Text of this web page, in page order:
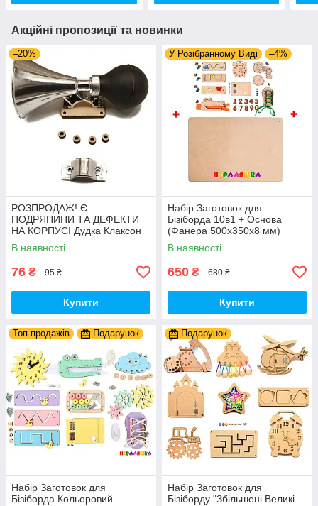
Акційні пропозиції та новинки
–20%
РОЗПРОДАЖ! Є
ПОДРЯПИНИ ТА ДЕФЕКТИ
НА КОРПУСІ Дудка Клаксон
для Велосипедів 14 см Фа-
Фа Пластик + Гума
В наявності
76 ₴ 95 ₴
Купити
У Розібранному Виді –4%
Набір Заготовок для
Бізіборда 10в1 + Основа
(Фанера 500x350x8 мм)
Базові Деталі, Весь Комплект
- Собери Сам
В наявності
650 ₴ 680 ₴
Купити
Топ продажів Подарунок
Набір Заготовок для
Бізіборда Кольоровий
Подарунок
Набір Заготовок для
Бізіборду "Збільшені Великі